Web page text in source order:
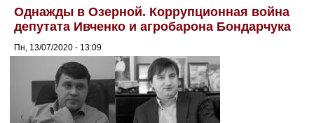
Однажды в Озерной. Коррупционная война
депутата Ивченко и агробарона Бондарчука
Пн, 13/07/2020 - 13:09